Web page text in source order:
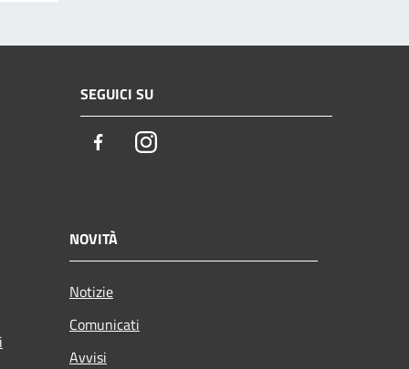
SEGUICI SU
FacebookInstagram
NOVITÀ
Notizie
Comunicati
Avvisi